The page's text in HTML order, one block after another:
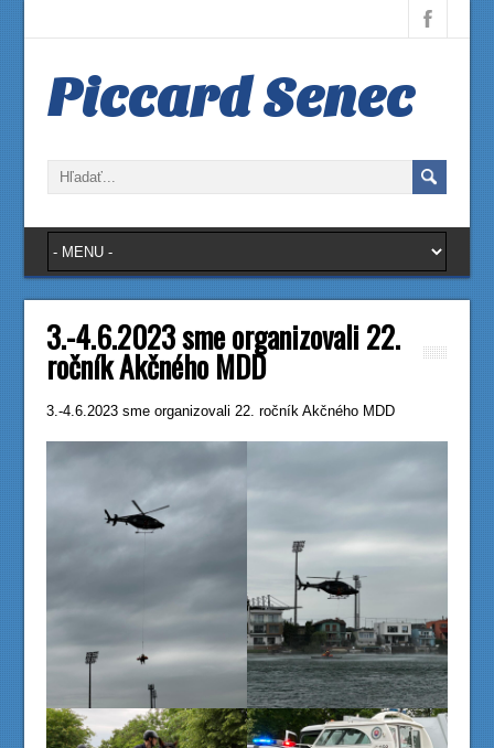
Piccard Senec
3.-4.6.2023 sme organizovali 22.
ročník Akčného MDD
3.-4.6.2023 sme organizovali 22. ročník Akčného MDD